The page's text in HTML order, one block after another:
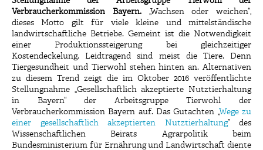
Verbraucherkommission Bayern.
„Wachsen oder weichen“,
dieses Motto gilt für viele kleine und mittelständische
landwirtschaftliche Betriebe. Gemeint ist die Notwendigkeit
einer Produktionssteigerung bei gleichzeitiger
Kostendeckelung. Leidtragend sind meist die Tiere. Denn
Tiergesundheit und Tierwohl stehen hinten an. Alternativen
zu diesem Trend zeigt die im Oktober 2016 veröffentlichte
Stellungnahme „Gesellschaftlich akzeptierte Nutztierhaltung
in Bayern“ der Arbeitsgruppe Tierwohl der
Verbraucherkommission Bayern auf. Das Gutachten „ Wege zu
einer gesellschaftlich akzeptierten Nutztierhaltung” des
Wissenschaftlichen Beirats Agrarpolitik beim
Bundesministerium für Ernährung und Landwirtschaft diente